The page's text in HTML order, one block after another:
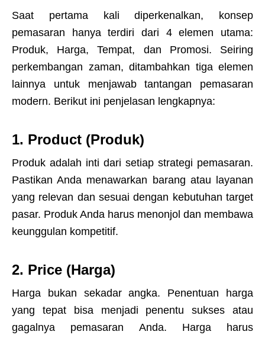
Saat pertama kali diperkenalkan, konsep
pemasaran hanya terdiri dari 4 elemen utama:
Produk, Harga, Tempat, dan Promosi. Seiring
perkembangan zaman, ditambahkan tiga elemen
lainnya untuk menjawab tantangan pemasaran
modern. Berikut ini penjelasan lengkapnya:
1. Product (Produk)
Produk adalah inti dari setiap strategi pemasaran.
Pastikan Anda menawarkan barang atau layanan
yang relevan dan sesuai dengan kebutuhan target
pasar. Produk Anda harus menonjol dan membawa
keunggulan kompetitif.
2. Price (Harga)
Harga bukan sekadar angka. Penentuan harga
yang tepat bisa menjadi penentu sukses atau
gagalnya pemasaran Anda. Harga harus